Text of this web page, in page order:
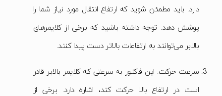
دارد. باید مطمئن شوید که ارتفاع انتقال مورد نیاز شما را
پوشش دهد. توجه داشته باشید که برخی از کلایمرهای
بالابر می‌توانند به ارتفاعات بالاتر دست پیدا کنند.
سرعت حرکت: این فاکتور به سرعتی که کلایمر بالابر قادر
است در ارتفاع بالا حرکت کند، اشاره دارد. برخی از